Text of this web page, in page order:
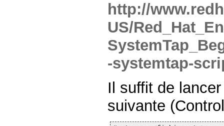
http://
US/
-systemtap-
Il suffit de
suivante